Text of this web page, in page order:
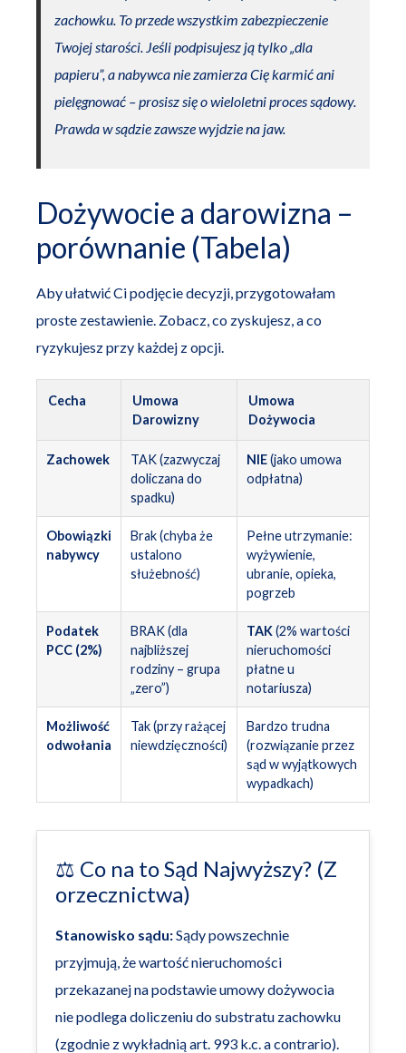
zachowku. To przede wszystkim zabezpieczenie
Twojej starości. Jeśli podpisujesz ją tylko „dla
papieru”, a nabywca nie zamierza Cię karmić ani
pielęgnować – prosisz się o wieloletni proces sądowy.
Prawda w sądzie zawsze wyjdzie na jaw.
Dożywocie a darowizna –
porównanie (Tabela)
Aby ułatwić Ci podjęcie decyzji, przygotowałam
proste zestawienie. Zobacz, co zyskujesz, a co
ryzykujesz przy każdej z opcji.
Cecha
Umowa
Darowizny
Umowa
Dożywocia
Zachowek
TAK (zazwyczaj
doliczana do
spadku)
NIE(jako umowa
odpłatna)
Obowiązki
nabywcy
Brak (chyba że
ustalono
służebność)
Pełne utrzymanie:
wyżywienie,
ubranie, opieka,
pogrzeb
Podatek
PCC (2%)
BRAK (dla
najbliższej
rodziny – grupa
„zero”)
TAK(2% wartości
nieruchomości
płatne u
notariusza)
Możliwość
odwołania
Tak (przy rażącej
niewdzięczności)
Bardzo trudna
(rozwiązanie przez
sąd w wyjątkowych
wypadkach)
⚖️ Co na to Sąd Najwyższy? (Z
orzecznictwa)
Stanowisko sądu:Sądy powszechnie
przyjmują, że wartość nieruchomości
przekazanej na podstawie umowy dożywocia
nie podlega doliczeniu do substratu zachowku
(zgodnie z wykładnią art. 993 k.c. a contrario).